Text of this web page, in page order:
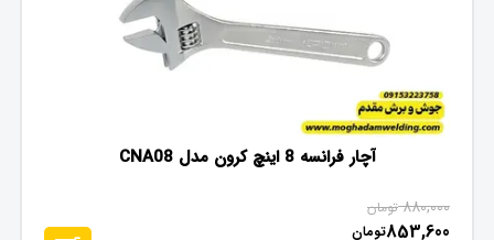
آچار فرانسه 8 اینچ کرون مدل CNA08
880,000 تومان
853,600تومان